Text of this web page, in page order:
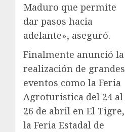
Maduro que permite
dar pasos hacia
adelante», aseguró.
Finalmente anunció la
realización de grandes
eventos como la Feria
Agroturistica del 24 al
26 de abril en El Tigre,
la Feria Estadal de